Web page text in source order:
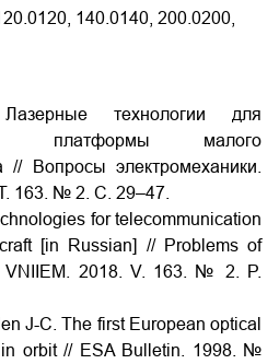
140.0140, 200.0200,
технологии для
платформы малого
// Вопросы электромеханики.
163. № 2. С. 29–47.
for telecommunication
[in Russian] // Problems of
VNIIEM. 2018. V. 163. № 2. P.
J-C. The first European optical
in orbit // ESA Bulletin. 1998. №